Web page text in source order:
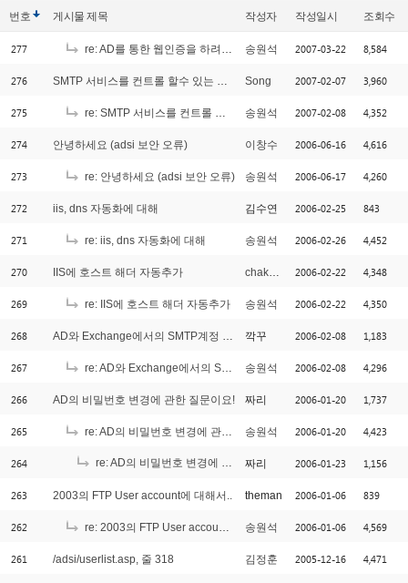
번호 게시물제목 작성자 작성일시 조회수
277 re: AD를 통한 웹인증을 하려는데요 송원석 2007-03-22 8,584
276 SMTP 서비스를 컨트롤 할수 있는 방법 좀 알고 싶습니다. Song 2007-02-07 3,960
275 re: SMTP 서비스를 컨트롤 할수 있는 방법 좀 알고 싶습니다. 송원석 2007-02-08 4,352
274 안녕하세요 (adsi 보안 오류) 이창수 2006-06-16 4,616
273 re: 안녕하세요 (adsi 보안 오류) 송원석 2006-06-17 4,260
272 iis, dns 자동화에 대해 김수연 2006-02-25 843
271 re: iis, dns 자동화에 대해 송원석 2006-02-26 4,452
270 IIS에 호스트 해더 자동추가 chakankim 2006-02-22 4,348
269 re: IIS에 호스트 해더 자동추가 송원석 2006-02-22 4,350
268 AD와 Exchange에서의 SMTP계정 추가 깍꾸 2006-02-08 1,183
267 re: AD와 Exchange에서의 SMTP계정 추가 송원석 2006-02-08 4,296
266 AD의 비밀번호 변경에 관한 질문이요! 짜리 2006-01-20 1,737
265 re: AD의 비밀번호 변경에 관한 질문이요! 송원석 2006-01-20 4,423
264 re: AD의 비밀번호 변경에 관한 질문이요! [1]
짜리 2006-01-23 1,156
263 2003의 FTP User account에 대해서.. theman 2006-01-06 839
262 re: 2003의 FTP User account에 대해서.. 송원석 2006-01-06 4,569
261 /adsi/userlist.asp, 줄 318 김정훈 2005-12-16 4,471